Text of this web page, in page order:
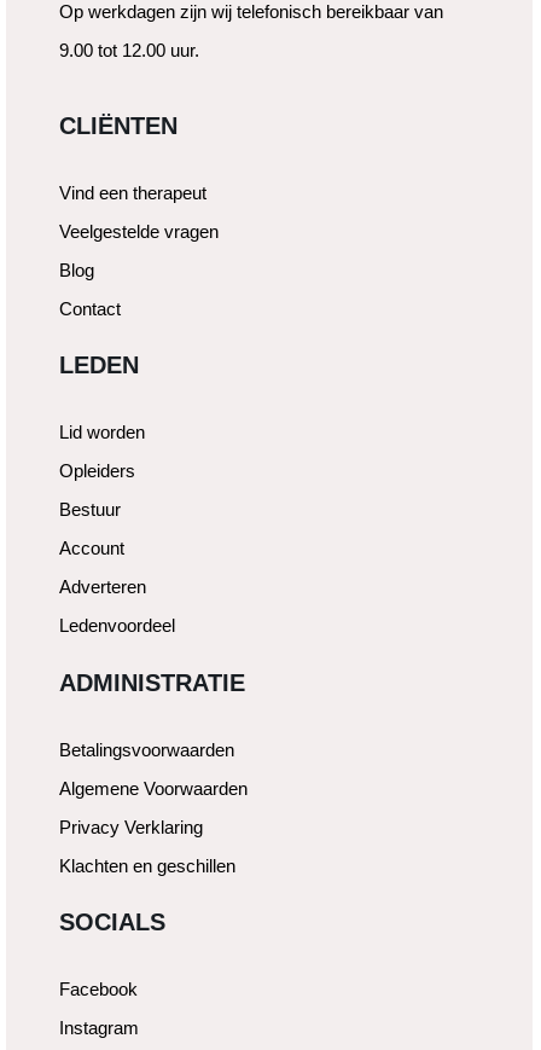
Op werkdagen zijn wij telefonisch bereikbaar van
9.00 tot 12.00 uur.
CLIËNTEN
Vind een therapeut
Veelgestelde vragen
Blog
Contact
LEDEN
Lid worden
Opleiders
Bestuur
Account
Adverteren
Ledenvoordeel
ADMINISTRATIE
Betalingsvoorwaarden
Algemene Voorwaarden
Privacy Verklaring
Klachten en geschillen
SOCIALS
Facebook
Instagram